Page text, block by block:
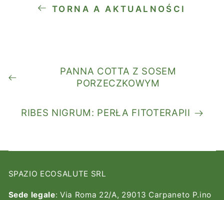
TORNA A AKTUALNOŚCI
PANNA COTTA Z SOSEM
PORZECZKOWYM
RIBES NIGRUM: PERŁA FITOTERAPII
SPAZIO ECOSALUTE SRL
Sede legale: Via Roma 22/A, 29013 Carpaneto P.ino